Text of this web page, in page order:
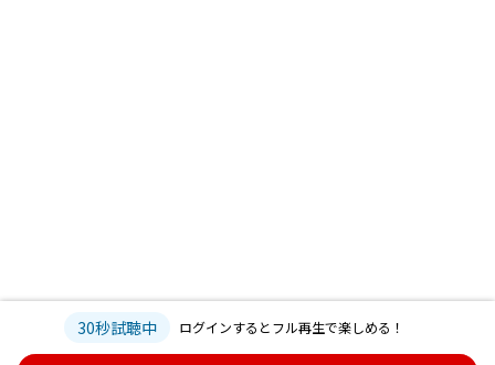
30秒試聴中 ログインするとフル再生で楽しめる！